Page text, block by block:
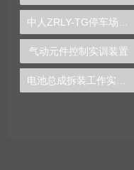
气动元件控制实训装置